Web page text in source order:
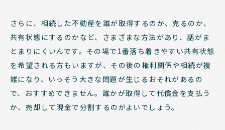
さらに、相続した不動産を誰が取得するのか、売るのか、
共有状態にするのかなど、さまざまな方法があり、話がま
とまりにくいんです。その場で1番落ち着きやすい共有状態
を希望される方もいますが、その後の権利関係や相続が複
雑になり、いっそう大きな問題が生じるおそれがあるの
で、おすすめできません。誰かが取得して代償金を支払う
か、売却して現金で分割するのがよいでしょう。